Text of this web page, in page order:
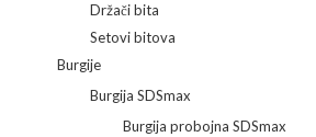
Držači bita
Setovi bitova
Burgije
Burgija SDSmax
Burgija probojna SDSmax